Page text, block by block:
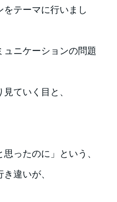
をテーマに行いまし
ニケーションの問題
ていく目と、
ったのに」という、
違いが、